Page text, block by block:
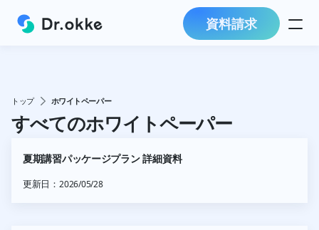
資料請求
トップ ホワイトペーパー
すべてのホワイトペーパー
夏期講習パッケージプラン 詳細資料
更新日： 2026/05/28